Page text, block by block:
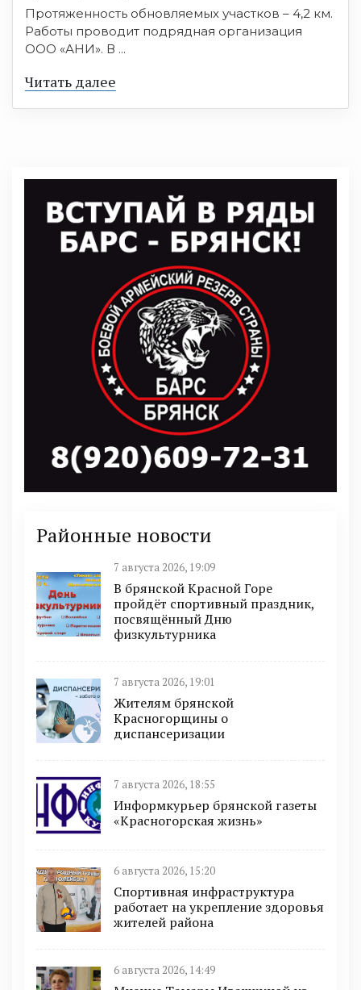
Протяженность обновляемых участков – 4,2 км.
Работы проводит подрядная организация
ООО «АНИ». В ...
Читать далее
Районные новости
7 августа 2026, 19:09
В брянской Красной Горе
пройдёт спортивный праздник,
посвящённый Дню
физкультурника
7 августа 2026, 19:01
Жителям брянской
Красногорщины о
диспансеризации
7 августа 2026, 18:55
Информкурьер брянской газеты
«Красногорская жизнь»
6 августа 2026, 15:20
Спортивная инфраструктура
работает на укрепление здоровья
жителей района
6 августа 2026, 14:49